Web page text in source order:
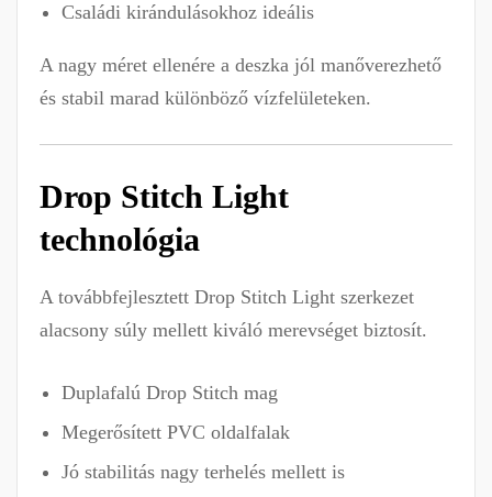
Családi kirándulásokhoz ideális
A nagy méret ellenére a deszka jól manőverezhető
és stabil marad különböző vízfelületeken.
Drop Stitch Light
technológia
A továbbfejlesztett Drop Stitch Light szerkezet
alacsony súly mellett kiváló merevséget biztosít.
Duplafalú Drop Stitch mag
Megerősített PVC oldalfalak
Jó stabilitás nagy terhelés mellett is